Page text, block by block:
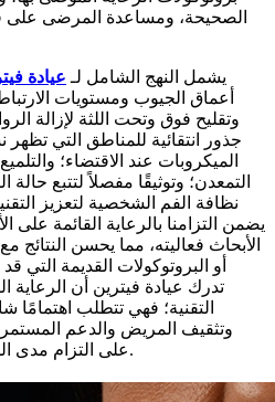
الصحيحة، ومساعدة المرضى على
يشمل النهج الشامل لـ عيادة
أعماق الجيوب ومستويات
وتقليح فوق وتحت اللثة لإزالة
جذور انتقائية للمناطق التي
الميكروبات عند الاقتضاء؛
التمعدن؛ وتوثيقًا مفصلاً لتتبع
نظافة الفم الشخصية لتعزيز
يضمن التزامنا بالرعاية القائمة على
الأبحاث فعاليته، مما يحسن النتائج
أو البروتوكولات القديمة التي
تدرك عيادة فيترين أن الرعاية
التقنية؛ فهي تتطلب اهتمامًا
وتثقيف المريض والدعم
على التزام مدى الحياة بإدارة هذه الحالة المزمنة.